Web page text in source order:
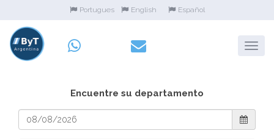
Portugues English Español
Encuentre su departamento